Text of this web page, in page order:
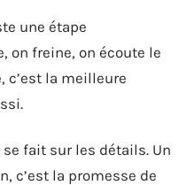
une étape
on freine, on écoute le
c’est la meilleure
fait sur les détails. Un
c’est la promesse de